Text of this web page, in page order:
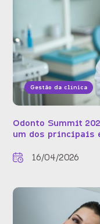
Gestão da clínica
Odonto Summit
um dos principais
16/04/2026